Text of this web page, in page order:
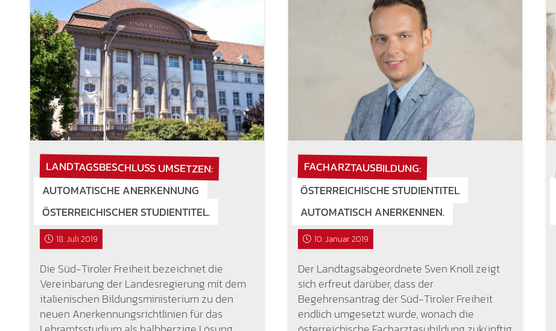
LANDTAGSBESCHLUSS UMSETZEN:
AUTOMATISCHE ANERKENNUNG
ÖSTERREICHISCHER STUDIENTITEL.
18. Juli 2019
Die Süd-Tiroler Freiheit bezeichnet die
Vereinbarung der Landesregierung mit dem
italienischen Bildungsministerium zu den
neuen Anerkennungsrichtlinien für das
FACHARZTAUSBILDUNG:
ÖSTERREICHISCHE STUDIENTITEL
AUTOMATISCH ANERKENNEN.
10. Januar 2019
Der Landtagsabgeordnete Sven Knoll zeigt
sich erfreut darüber, dass der
Begehrensantrag der Süd-Tiroler Freiheit
endlich umgesetzt wurde, wonach die